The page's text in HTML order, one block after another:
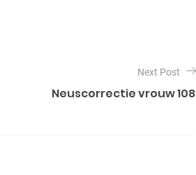
Next Post
Neuscorrectie vrouw 108